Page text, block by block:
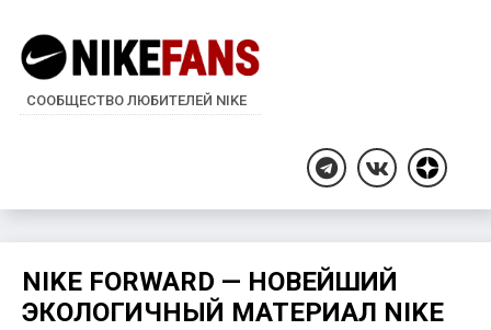
СООБЩЕСТВО ЛЮБИТЕЛЕЙ NIKE
TelegramВКонтакте
Дзен
NIKE FORWARD — НОВЕЙШИЙ
ЭКОЛОГИЧНЫЙ МАТЕРИАЛ NIKE